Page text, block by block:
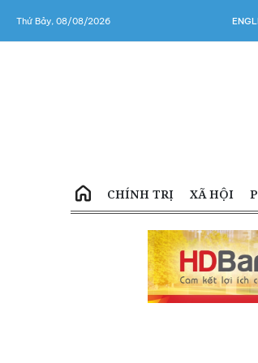
Thứ Bảy, 08/08/2026
CHÍNH TRỊ XÃ HỘI